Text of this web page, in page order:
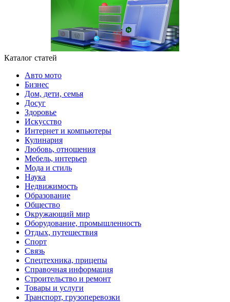
Каталог статей
Авто мото
Бизнес
Дом, дети, семья
Досуг
Здоровье
Искусство
Интернет и компьютеры
Кулинария
Любовь, отношения
Мебель, интерьер
Мода и стиль
Наука
Недвижимость
Образование
Общество
Окружающий мир
Оборудование, промышленность
Отдых, путешествия
Спорт
Связь
Спецтехника, прицепы
Справочная информация
Строительство и ремонт
Товары и услуги
Транспорт, грузоперевозки